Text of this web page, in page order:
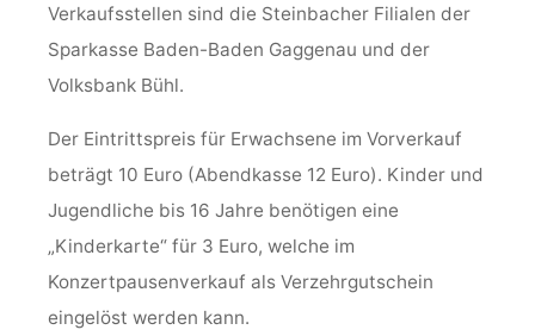
Verkaufsstellen sind die Steinbacher Filialen der
Sparkasse Baden-Baden Gaggenau und der
Volksbank Bühl.
Der Eintrittspreis für Erwachsene im Vorverkauf
beträgt 10 Euro (Abendkasse 12 Euro). Kinder und
Jugendliche bis 16 Jahre benötigen eine
„Kinderkarte“ für 3 Euro, welche im
Konzertpausenverkauf als Verzehrgutschein
eingelöst werden kann.